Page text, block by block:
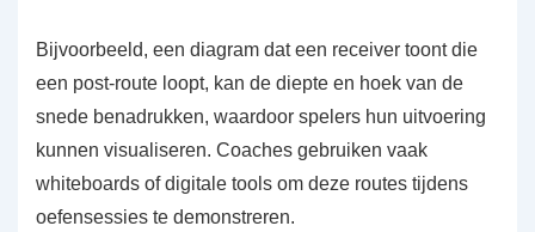
Bijvoorbeeld, een diagram dat een receiver toont die
een post-route loopt, kan de diepte en hoek van de
snede benadrukken, waardoor spelers hun uitvoering
kunnen visualiseren. Coaches gebruiken vaak
whiteboards of digitale tools om deze routes tijdens
oefensessies te demonstreren.